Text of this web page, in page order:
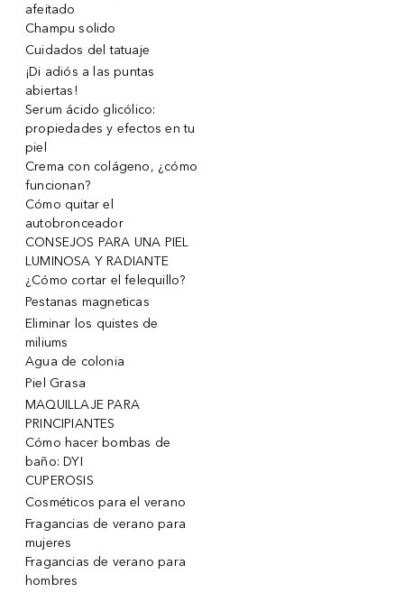
afeitado
Champu solido
Cuidados del tatuaje
¡Di adiós a las puntas
abiertas!
Serum ácido glicólico:
propiedades y efectos en tu
piel
Crema con colágeno, ¿cómo
funcionan?
Cómo quitar el
autobronceador
CONSEJOS PARA UNA PIEL
LUMINOSA Y RADIANTE
¿Cómo cortar el felequillo?
Pestanas magneticas
Eliminar los quistes de
miliums
Agua de colonia
Piel Grasa
MAQUILLAJE PARA
PRINCIPIANTES
Cómo hacer bombas de
baño: DYI
CUPEROSIS
Cosméticos para el verano
Fragancias de verano para
mujeres
Fragancias de verano para
hombres